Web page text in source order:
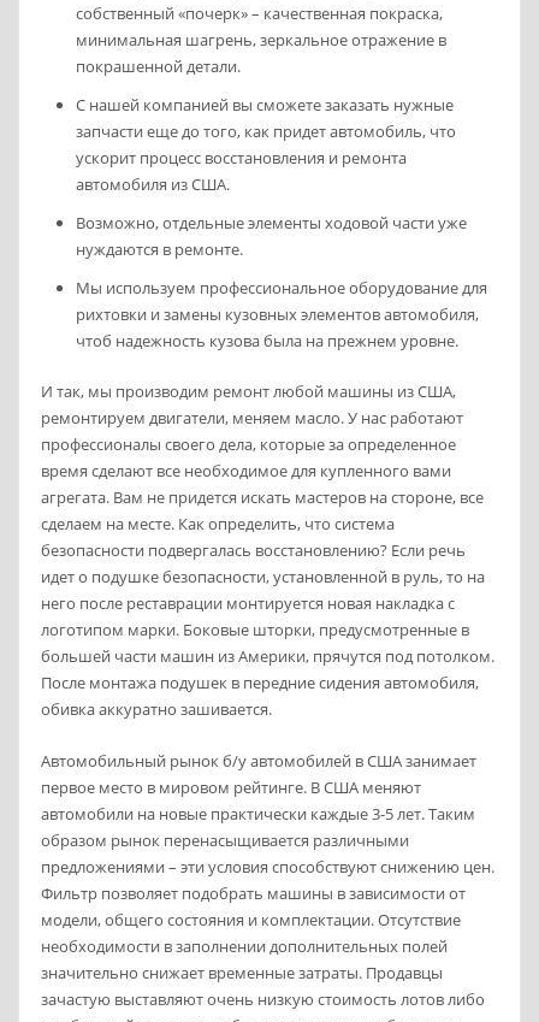
собственный «почерк» – качественная покраска,
минимальная шагрень, зеркальное отражение в
покрашенной детали.
С нашей компанией вы сможете заказать нужные
запчасти еще до того, как придет автомобиль, что
ускорит процесс восстановления и ремонта
автомобиля из США.
Возможно, отдельные элементы ходовой части уже
нуждаются в ремонте.
Мы используем профессиональное оборудование для
рихтовки и замены кузовных элементов автомобиля,
чтоб надежность кузова была на прежнем уровне.
И так, мы производим ремонт любой машины из США,
ремонтируем двигатели, меняем масло. У нас работают
профессионалы своего дела, которые за определенное
время сделают все необходимое для купленного вами
агрегата. Вам не придется искать мастеров на стороне, все
сделаем на месте. Как определить, что система
безопасности подвергалась восстановлению? Если речь
идет о подушке безопасности, установленной в руль, то на
него после реставрации монтируется новая накладка с
логотипом марки. Боковые шторки, предусмотренные в
большей части машин из Америки, прячутся под потолком.
После монтажа подушек в передние сидения автомобиля,
обивка аккуратно зашивается.
Автомобильный рынок б/у автомобилей в США занимает
первое место в мировом рейтинге. В США меняют
автомобили на новые практически каждые 3-5 лет. Таким
образом рынок перенасыщивается различными
предложениями – эти условия способствуют снижению цен.
Фильтр позволяет подобрать машины в зависимости от
модели, общего состояния и комплектации. Отсутствие
необходимости в заполнении дополнительных полей
значительно снижает временные затраты. Продавцы
зачастую выставляют очень низкую стоимость лотов либо